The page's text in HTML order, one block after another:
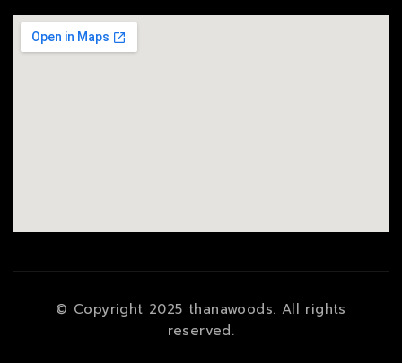
© Copyright 2025 thanawoods. All rights
reserved.